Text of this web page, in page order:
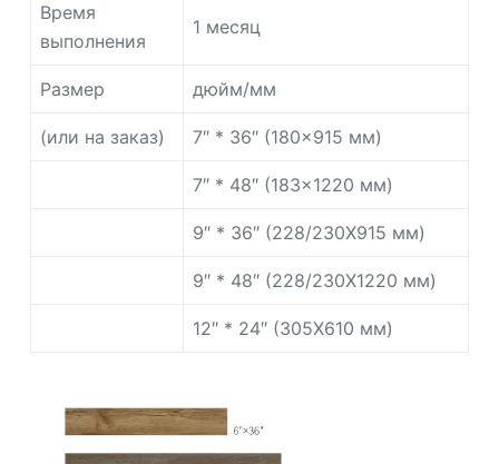
Время
выполнения
1 месяц
Размер дюйм/мм
(или на заказ) 7″ * 36″ (180×915 мм)
7″ * 48″ (183×1220 мм)
9″ * 36″ (228/230X915 мм)
9″ * 48″ (228/230X1220 мм)
12″ * 24″ (305X610 мм)